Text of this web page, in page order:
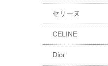
セリーヌ
CELINE
Dior